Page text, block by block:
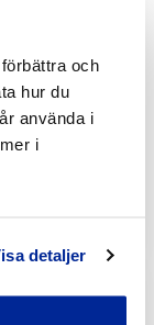
och
hur du
använda i
i
detaljer
samt i